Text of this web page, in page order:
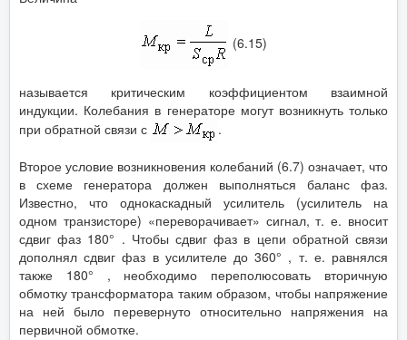
(6.15)
называется критическим коэффициентом взаимной
индукции. Колебания в генераторе могут возникнуть только
при обратной связи с
.
Второе условие возникновения колебаний (6.7) означает, что
в схеме генератора должен выполняться баланс фаз.
Известно, что однокаскадный усилитель (усилитель на
одном транзисторе) «переворачивает» сигнал, т. е. вносит
сдвиг фаз 180° . Чтобы сдвиг фаз в цепи обратной связи
дополнял сдвиг фаз в усилителе до 360° , т. е. равнялся
также 180° , необходимо переполюсовать вторичную
обмотку трансформатора таким образом, чтобы напряжение
на ней было перевернуто относительно напряжения на
первичной обмотке.